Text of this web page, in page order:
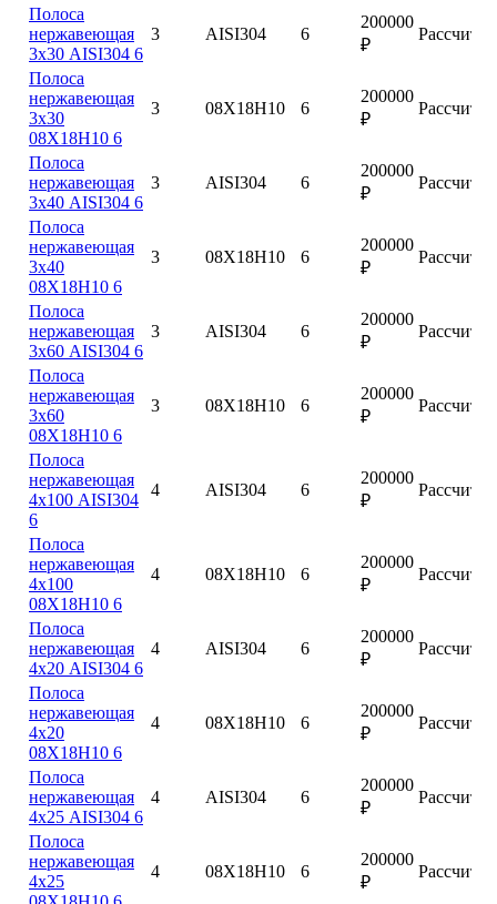
Полоса
нержавеющая
3х30 AISI304 6
3 AISI304 6
200000
₽
Полоса
нержавеющая
3х30
08Х18Н10 6
3 08Х18Н10 6
200000
₽
Полоса
нержавеющая
3х40 AISI304 6
3 AISI304 6
200000
₽
Полоса
нержавеющая
3х40
08Х18Н10 6
3 08Х18Н10 6
200000
₽
Полоса
нержавеющая
3х60 AISI304 6
3 AISI304 6
200000
₽
Полоса
нержавеющая
3х60
08Х18Н10 6
3 08Х18Н10 6
200000
₽
Полоса
нержавеющая
4х100 AISI304
6
4 AISI304 6
200000
₽
Полоса
нержавеющая
4х100
08Х18Н10 6
4 08Х18Н10 6
200000
₽
Полоса
нержавеющая
4х20 AISI304 6
4 AISI304 6
200000
₽
Полоса
нержавеющая
4х20
08Х18Н10 6
4 08Х18Н10 6
200000
₽
Полоса
нержавеющая
4х25 AISI304 6
4 AISI304 6
200000
₽
Полоса
нержавеющая
4х25
4 08Х18Н10 6
200000
₽